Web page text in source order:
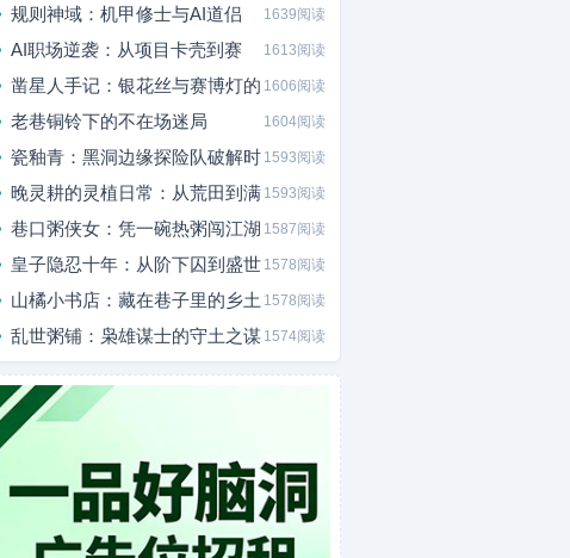
规则神域：机甲修士与AI道侣 1639阅读
AI职场逆袭：从项目卡壳到赛 1613阅读
凿星人手记：银花丝与赛博灯的 1606阅读
老巷铜铃下的不在场迷局 1604阅读
瓷釉青：黑洞边缘探险队破解时 1593阅读
晚灵耕的灵植日常：从荒田到满 1593阅读
巷口粥侠女：凭一碗热粥闯江湖 1587阅读
皇子隐忍十年：从阶下囚到盛世 1578阅读
山橘小书店：藏在巷子里的乡土 1578阅读
乱世粥铺：枭雄谋士的守土之谋 1574阅读